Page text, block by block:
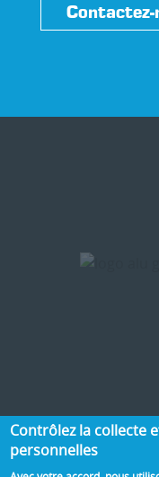
Contactez-
Contrôlez la collecte
personnelles